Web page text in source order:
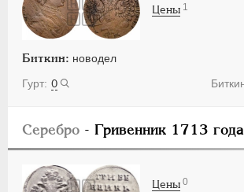
Биткин: новодел
0
Цены 1
Серебро - Гривенник 1713 года
Цены 0